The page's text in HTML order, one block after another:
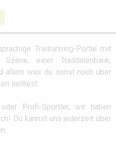
Trailrunning-Portal mit
einer Traildatenbank,
allem was du sonst noch über
solltest.
Profi-Sportler, wir haben
Du kannst uns jederzeit über